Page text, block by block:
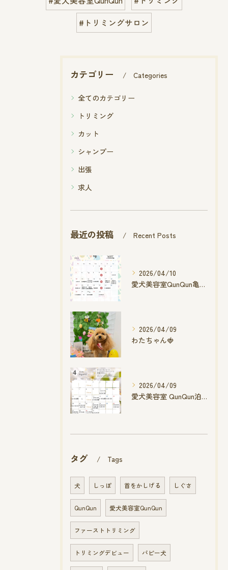
#トリミングサロン
カテゴリー Categories
全てのカテゴリー
トリミング
カット
シャンプー
出張
求人
最近の投稿 Recent Posts
2026/04/10
愛犬美容室QunQun亀山エコー店
2026/04/09
わたちゃん🍓
2026/04/09
愛犬美容室 QunQun泊店 4月空き状況です
タグ Tags
犬 しっぽ 首をかしげる しぐさ
QunQun 愛犬美容室QunQun
ファーストトリミング
トリミングデビュー パピー犬